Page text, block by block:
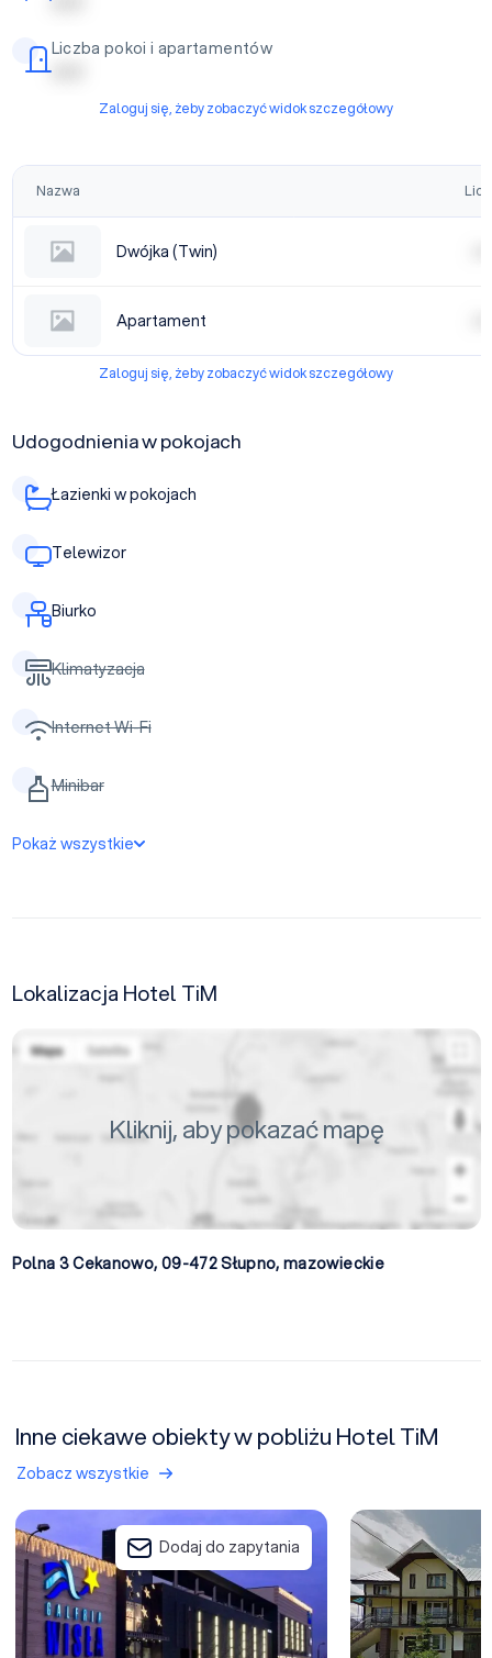
Liczba pokoi i apartamentów
| | | | |
Zaloguj się, żeby zobaczyć widok szczegółowy
Nazwa
Dwójka (Twin)
Apartament
Zaloguj się, żeby zobaczyć widok szczegółowy
Udogodnienia w pokojach
Łazienki w pokojach
Telewizor
Biurko
Klimatyzacja
Internet Wi-Fi
Minibar
Pokaż wszystkie
Lokalizacja Hotel TiM
Kliknij, aby pokazać mapę
Polna 3 Cekanowo, 09-472Słupno,mazowieckie
Inne ciekawe obiekty w pobliżu Hotel TiM
Zobacz wszystkie
Kino Helios Płock
Dodaj do zapytania
Martus - OBIEKT